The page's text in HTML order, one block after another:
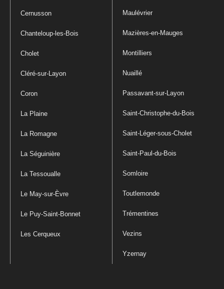
Cernusson
Chanteloup-les-Bois
Cholet
Cléré-sur-Layon
Coron
La Plaine
La Romagne
La Séguinière
La Tessoualle
Le May-sur-Èvre
Le Puy-Saint-Bonnet
Les Cerqueux
Maulévrier
Mazières-en-Mauges
Montilliers
Nuaillé
Passavant-sur-Layon
Saint-Christophe-du-Bois
Saint-Léger-sous-Cholet
Saint-Paul-du-Bois
Somloire
Toutlemonde
Trémentines
Vezins
Yzernay